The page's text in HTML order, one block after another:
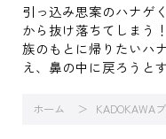
引っ込み思案のハナゲ
から抜け落ちてしまう
族のもとに帰りたいハ
え、鼻の中に戻ろうと
ホーム KADOKAWA